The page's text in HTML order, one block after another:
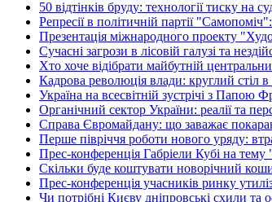
50 відтінків бруду: технології тиску на
Репресії в політичній партії
Презентація міжнародного проекту
Сучасні загрози в лісовій галузі та
Хто хоче відібрати майбутній
Кадрова революція влади: круглий стіл
Україна на всесвітній зустрічі з
Органічний сектор України: реалії та
Справа Євромайдану: що заважає
Перше півріччя роботи нового уряду:
Прес-конференція Габріели Кубі на тему
Скільки буде коштувати новорічний
Прес-конференція учасників ринку
Чи потрібні Києву дніпровські схили та